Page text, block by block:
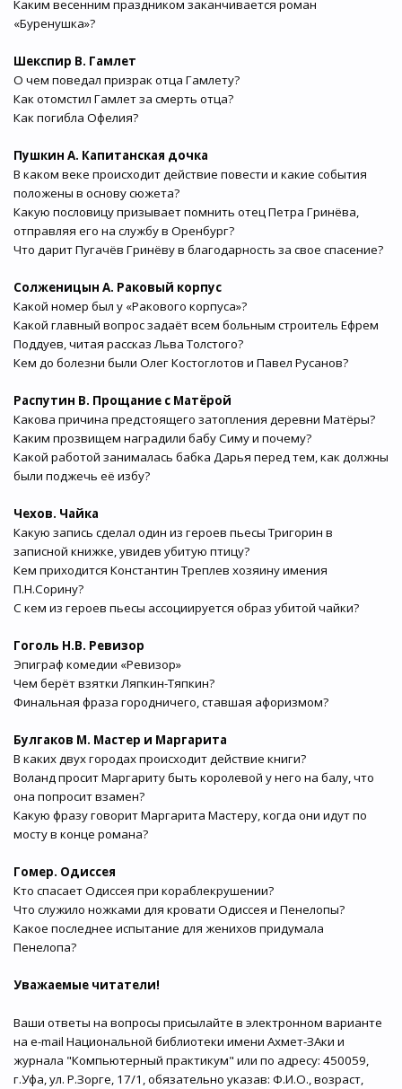
Каким весенним праздником заканчивается роман
«Буренушка»?
Шекспир В. Гамлет
О чем поведал призрак отца Гамлету?
Как отомстил Гамлет за смерть отца?
Как погибла Офелия?
Пушкин А. Капитанская дочка
В каком веке происходит действие повести и какие события
положены в основу сюжета?
Какую пословицу призывает помнить отец Петра Гринёва,
отправляя его на службу в Оренбург?
Что дарит Пугачёв Гринёву в благодарность за свое спасение?
Солженицын А. Раковый корпус
Какой номер был у «Ракового корпуса»?
Какой главный вопрос задаёт всем больным строитель Ефрем
Поддуев, читая рассказ Льва Толстого?
Кем до болезни были Олег Костоглотов и Павел Русанов?
Распутин В. Прощание с Матёрой
Какова причина предстоящего затопления деревни Матёры?
Каким прозвищем наградили бабу Симу и почему?
Какой работой занималась бабка Дарья перед тем, как должны
были поджечь её избу?
Чехов. Чайка
Какую запись сделал один из героев пьесы Тригорин в
записной книжке, увидев убитую птицу?
Кем приходится Константин Треплев хозяину имения
П.Н.Сорину?
С кем из героев пьесы ассоциируется образ убитой чайки?
Гоголь Н.В. Ревизор
Эпиграф комедии «Ревизор»
Чем берёт взятки Ляпкин-Тяпкин?
Финальная фраза городничего, ставшая афоризмом?
Булгаков М. Мастер и Маргарита
В каких двух городах происходит действие книги?
Воланд просит Маргариту быть королевой у него на балу, что
она попросит взамен?
Какую фразу говорит Маргарита Мастеру, когда они идут по
мосту в конце романа?
Гомер. Одиссея
Кто спасает Одиссея при кораблекрушении?
Что служило ножками для кровати Одиссея и Пенелопы?
Какое последнее испытание для женихов придумала
Пенелопа?
Уважаемые читатели!
Ваши ответы на вопросы присылайте в электронном варианте
на e-mail Национальной библиотеки имени Ахмет-ЗАки и
журнала "Компьютерный практикум" или по адресу: 450059,
г.Уфа, ул. Р.Зорге, 17/1, обязательно указав: Ф.И.О., возраст,